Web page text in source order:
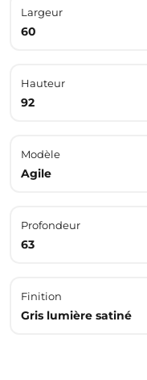
Largeur
60
Hauteur
92
Modèle
Agile
Profondeur
63
Finition
Gris lumière satiné